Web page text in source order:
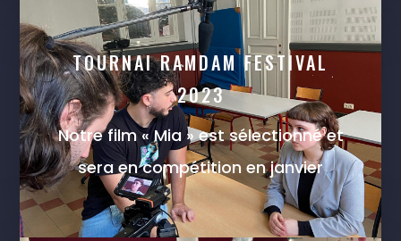
TOURNAI RAMDAM FESTIVAL
2023
Notre film « Mia » est sélectionné et
sera en compétition en janvier